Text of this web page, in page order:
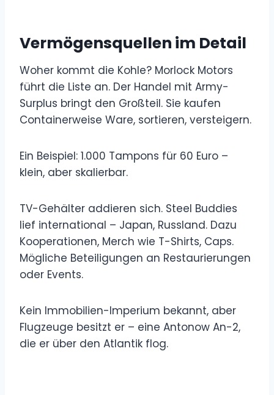
Vermögensquellen im Detail
Woher kommt die Kohle? Morlock Motors
führt die Liste an. Der Handel mit Army-
Surplus bringt den Großteil. Sie kaufen
Containerweise Ware, sortieren, versteigern.
Ein Beispiel: 1.000 Tampons für 60 Euro –
klein, aber skalierbar.
TV-Gehälter addieren sich. Steel Buddies
lief international – Japan, Russland. Dazu
Kooperationen, Merch wie T-Shirts, Caps.
Mögliche Beteiligungen an Restaurierungen
oder Events.
Kein Immobilien-Imperium bekannt, aber
Flugzeuge besitzt er – eine Antonow An-2,
die er über den Atlantik flog.